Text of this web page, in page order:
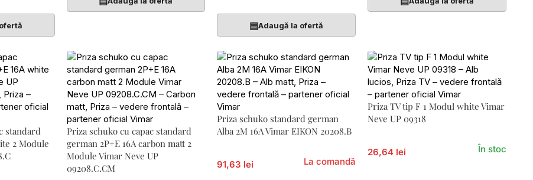
▤Adaugă la ofertă
standard
2 Module
Priza schuko cu capac standard
german 2P+E 16A carbon matt 2
Module Vimar Neve UP
09208.C.CM
Priza schuko standard german
Alba 2M 16A Vimar EIKON 20208.B
91,63 lei La comandă
Priza TV tip F 1 Modul white Vimar
Neve UP 09318
26,64 lei În stoc